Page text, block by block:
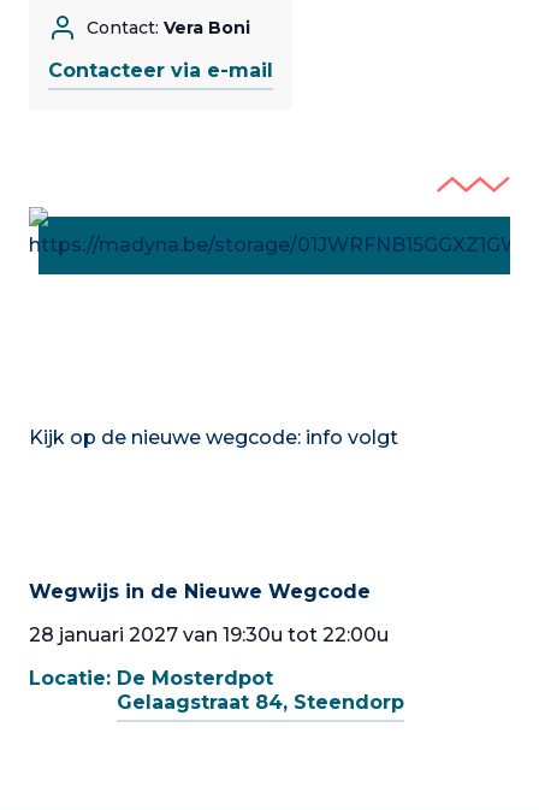
Contact: Vera Boni
Contacteer via e-mail
Kijk op de nieuwe wegcode: info volgt
Wegwijs in de Nieuwe Wegcode
28 januari 2027 van 19:30u tot 22:00u
Locatie: De Mosterdpot
Gelaagstraat 84, Steendorp